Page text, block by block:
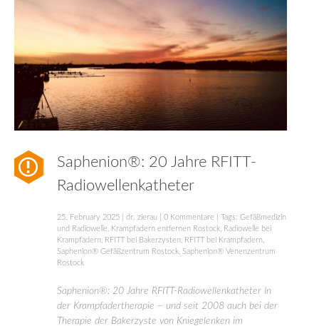
Saphenion®: 20 Jahre RFITT-
Radiowellenkatheter
25. February 2025 dr. zierau 0 Kommentare | Tags: Gefäßmedizin
und Radiowelle
Krampfadern entfernen Rostock
Radiowelle bei
Krampfadern
RFITT bei Bakerzysten RFITT bei Krampfadern
Saphenion® Gefäßzentrum Rostock Saphenion® Venenzentrum
Rostock
Saphenion®: 20 Jahre RFITT-Radiowellenkatheter In
der Krampfadertherapie – und seit 2008 auch bei der
Therapie der Bakerzyste von Kniegelenken im